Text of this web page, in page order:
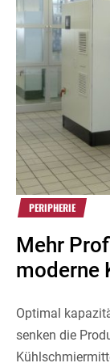
PERIPHERIE
Mehr
moderne
Optimal
senken die